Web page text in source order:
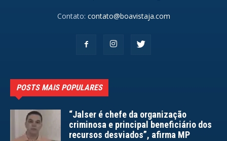
Contato: contato@boavistaja.com
POSTS MAIS POPULARES
“Jalser é chefe da organização
criminosa e principal beneficiário dos
recursos desviados”, afirma MP